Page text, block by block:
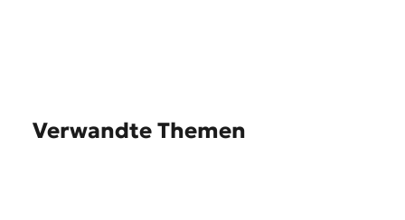
Verwandte Themen